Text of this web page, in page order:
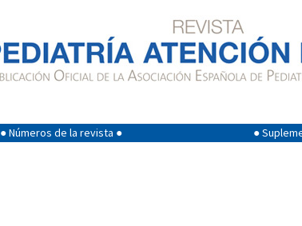
● Números de la revista ● ●